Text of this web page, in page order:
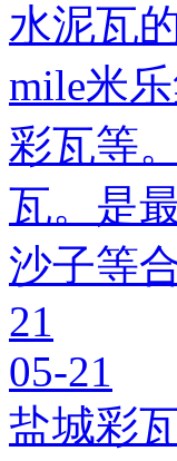
水泥瓦
mile米
彩瓦等
瓦。是
沙子等
21
05-21
盐城彩